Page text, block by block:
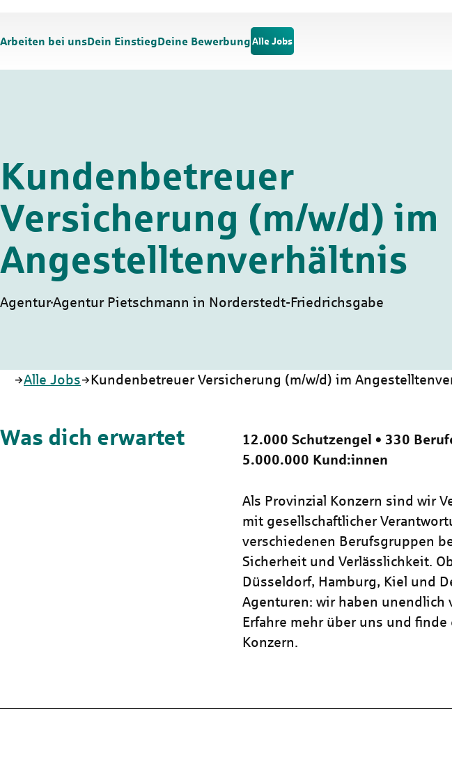
Arbeiten bei unsDein EinstiegDeine Bewerbung Alle Jobs
Kundenbetreuer
Versicherung (m/w/d) im
Angestelltenverhältnis
AgenturAgentur Pietschmann in Norderstedt-Friedrichsgabe
Startseite
Alle Jobs Kundenbetreuer Versicherung (m/w/d) im
Was dich erwartet
12.000 Schutzengel • 330
5.000.000 Kund:innen
Als Provinzial Konzern sind wir
mit gesellschaftlicher
verschiedenen Berufsgruppen
Sicherheit und Verlässlichkeit.
Düsseldorf, Hamburg, Kiel und
Agenturen: wir haben unendlich
Erfahre mehr über uns und
Konzern.